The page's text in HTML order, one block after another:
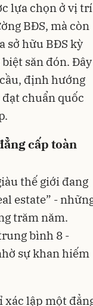
lựa chọn ở vị trí
BĐS, mà còn
sở hữu BĐS kỳ
săn đón. Đây
định hướng
chuẩn quốc
cấp toàn
thế giới đang
estate” -
trăm năm.
bình 8 -
sự khan hiếm
xác lập một